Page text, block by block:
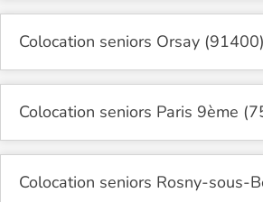
Colocation seniors Orsay (91400)
Colocation seniors Paris 9ème
Colocation seniors Rosny-sous-